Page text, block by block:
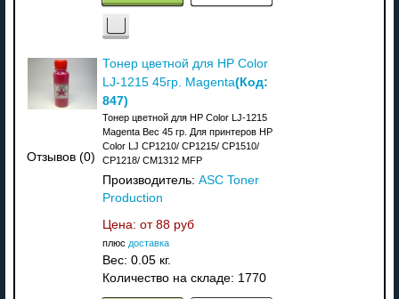
Отзывов (0)
Тонер цветной для HP Color
LJ-1215 45гр. Magenta(Код:
847)
Тонер цветной для HP Color LJ-1215
Magenta Вес 45 гр. Для принтеров HP
Color LJ CP1210/ CP1215/ CP1510/
CP1218/ CM1312 MFP
Производитель: ASC Toner
Production
Цена: от 88 руб
плюс доставка
Вес: 0.05 кг.
Количество на складе: 1770